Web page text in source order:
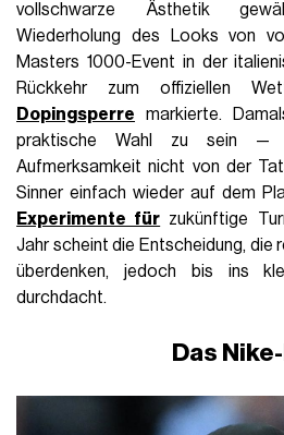
vollschwarze Ästhetik
Wiederholung des Looks von
Masters 1000-Event in der
Rückkehr zum offiziellen
Dopingsperre markierte.
praktische Wahl zu sein —
Aufmerksamkeit nicht von der
Sinner einfach wieder auf dem
Experimente für zukünftige
Jahr scheint die Entscheidung, die
überdenken, jedoch bis ins
durchdacht.
Das